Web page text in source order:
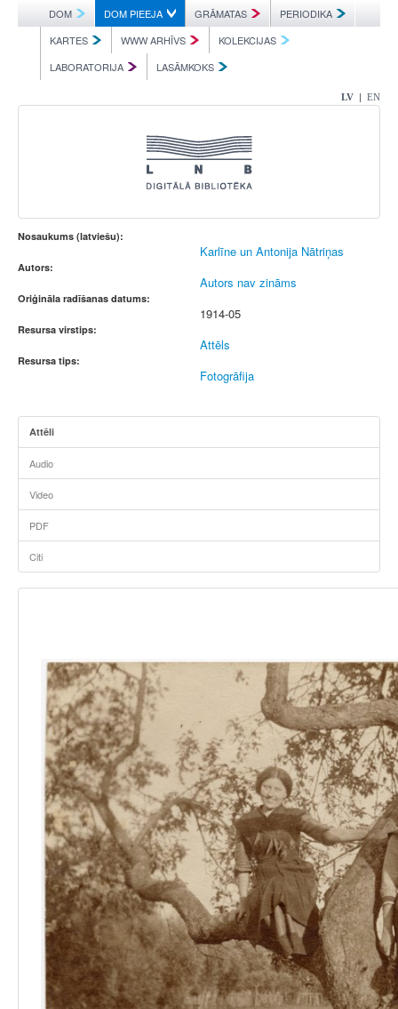
DOM DOM PIEEJA GRĀMATAS
PERIODIKA
KARTES
WWW ARHĪVS
KOLEKCIJAS
LABORATORIJA
LASĀMKOKS
LV | EN
Nosaukums (latviešu):
Karlīne un Antonija Nātriņas
Autors:
Autors nav zināms
Oriģināla radīšanas datums:
1914-05
Resursa virstips:
Attēls
Resursa tips:
Fotogrāfija
Attēli
Audio
Video
PDF
Citi